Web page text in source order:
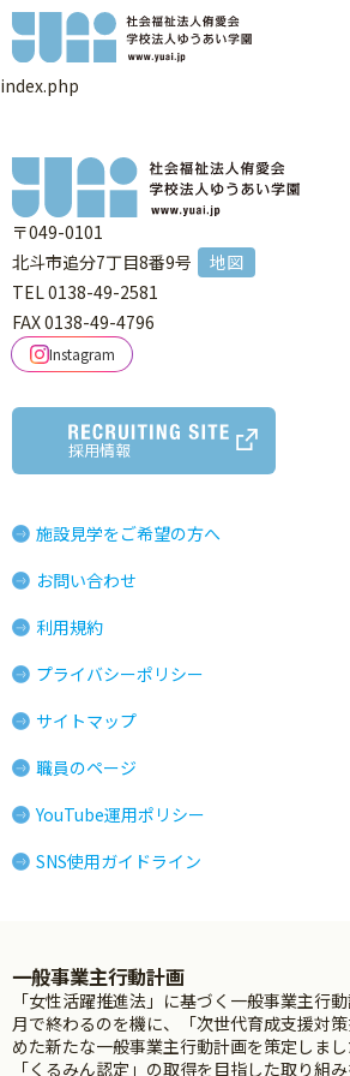
index.php
〒049-0101
北斗市追分7丁目8番9号
地図
TEL 0138-49-2581
FAX 0138-49-4796
Instagram
採用情報
施設見学をご希望の方へ
お問い合わせ
利用規約
プライバシーポリシー
サイトマップ
職員のページ
YouTube運用ポリシー
SNS使用ガイドライン
一般事業主行動計画
「女性活躍推進法」に基づく一般事業主行
月で終わるのを機に、「次世代育成支援対
めた新たな一般事業主行動計画を策定しまし
「くるみん認定」の取得を目指した取り組み